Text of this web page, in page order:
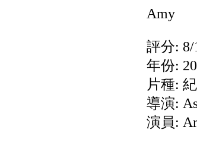
Amy
評分: 8/
年份:
片種:
導演:
演員: